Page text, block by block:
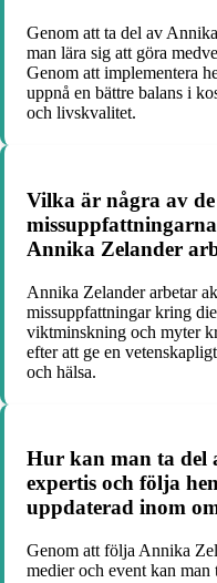
Genom att ta del av
man lära sig att göra
Genom att implementera
uppnå en bättre balans i
och livskvalitet.
Vilka är några av
Annika Zelander
Annika Zelander arbetar
missuppfattningar kring
viktminskning och myter
efter att ge en
och hälsa.
Hur kan man ta del
expertis och följa
uppdaterad inom
Genom att följa Annika
medier och event kan man